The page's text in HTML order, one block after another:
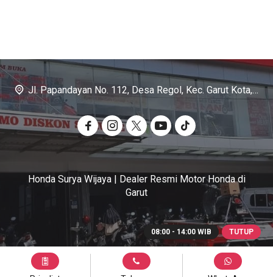
08:00 - 14:00 WIB TUTUP
Jl. Papandayan No. 112, Desa Regol, Kec. Garut Kota, Kab. Garut
Honda Surya Wijaya | Dealer Resmi Motor Honda di
Garut